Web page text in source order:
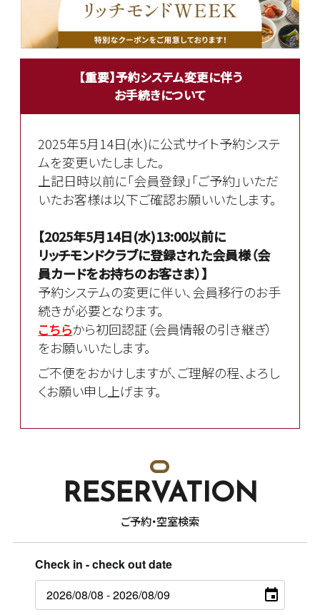
【重要】予約システム変更に伴う
お手続きについて
2025年5月14日(水)に公式サイト予約システ
ムを変更いたしました。
上記日時以前に「会員登録」「ご予約」いただ
いたお客様は以下ご確認お願いいたします。
【2025年5月14日(水)13:00以前に
リッチモンドクラブに登録された会員様（会
員カードをお持ちのお客さま）】
予約システムの変更に伴い、会員移行のお手
続きが必要となります。
こちらから初回認証（会員情報の引き継ぎ）
をお願いいたします。
ご不便をおかけしますが、ご理解の程、よろし
くお願い申し上げます。
RESERVATION
ご予約・空室検索
Check in - check out date